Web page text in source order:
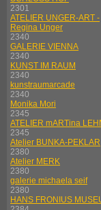
2301
ATELIER UNGER-ART -
Regina Unger
2340
GALERIE VIENNA
2340
KUNST IM RAUM
2340
kunstraumarcade
2340
Monika Mori
2345
ATELIER mARTina
2345
Atelier BUNKA-PEKLAR
2380
Atelier MERK
2380
galerie michaela seif
2380
HANS FRONIUS